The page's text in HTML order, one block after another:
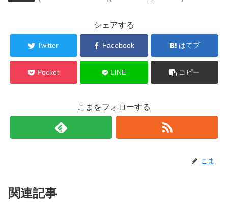
シェアする
Twitter Facebook はてブ
Pocket LINE コピー
こまをフォローする
こま
関連記事